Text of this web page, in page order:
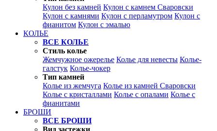
Кулон без камней Кулон с камнем Сваровски
Кулон с камнями Кулон с перламутром Кулон с
фианитом Кулон с эмалью
КОЛЬЕ
ВСЕ КОЛЬЕ
Стиль колье
Жемчужное ожерелье Колье для невесты Колье-
галстук Колье-чокер
Тип камней
Колье из жемчуга Колье из камней Сваровски
Колье с кристаллами Колье с опалами Колье с
фианитами
БРОШИ
ВСЕ БРОШИ
Вид застежки